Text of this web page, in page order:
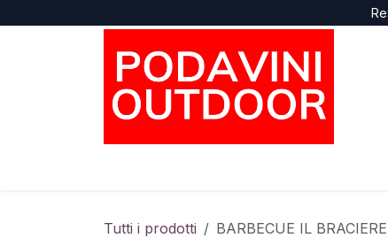
Tutti i prodotti BARBECUE IL